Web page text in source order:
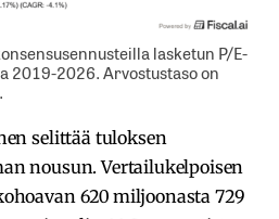
lasketun P/E-
2019-2026. Arvostustaso on
selittää tuloksen
nousun. Vertailukelpoisen
620 miljoonasta 729